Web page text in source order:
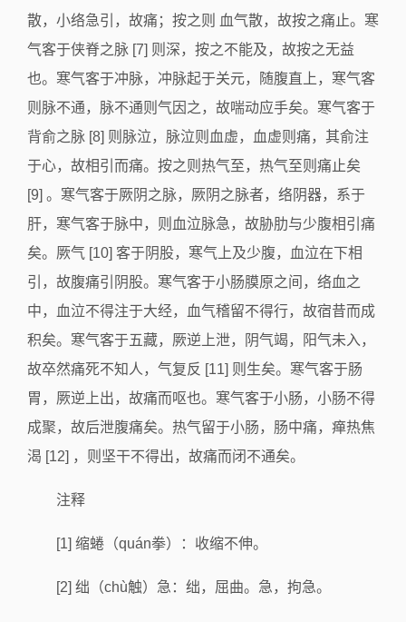
散，小络急引，故痛；按之则 血气散，故按之痛止。寒
气客于侠脊之脉 [7] 则深，按之不能及，故按之无益
也。寒气客于冲脉，冲脉起于关元，随腹直上，寒气客
则脉不通，脉不通则气因之，故喘动应手矣。寒气客于
背俞之脉 [8] 则脉泣，脉泣则血虚，血虚则痛，其俞注
于心，故相引而痛。按之则热气至，热气至则痛止矣
[9] 。寒气客于厥阴之脉，厥阴之脉者，络阴器，系于
肝，寒气客于脉中，则血泣脉急，故胁肋与少腹相引痛
矣。厥气 [10] 客于阴股，寒气上及少腹，血泣在下相
引，故腹痛引阴股。寒气客于小肠膜原之间，络血之
中，血泣不得注于大经，血气稽留不得行，故宿昔而成
积矣。寒气客于五藏，厥逆上泄，阴气竭，阳气未入，
故卒然痛死不知人，气复反 [11] 则生矣。寒气客于肠
胃，厥逆上出，故痛而呕也。寒气客于小肠，小肠不得
成聚，故后泄腹痛矣。热气留于小肠，肠中痛，瘅热焦
渴 [12] ，则坚干不得出，故痛而闭不通矣。
注释
[1] 缩蜷（quán拳）：收缩不伸。
[2] 绌（chù触）急：绌，屈曲。急，拘急。